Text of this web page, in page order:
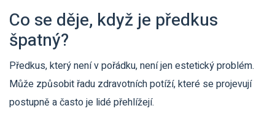
Co se děje, když je předkus
špatný?
Předkus, který není v pořádku, není jen estetický problém.
Může způsobit řadu zdravotních potíží, které se projevují
postupně a často je lidé přehlížejí.